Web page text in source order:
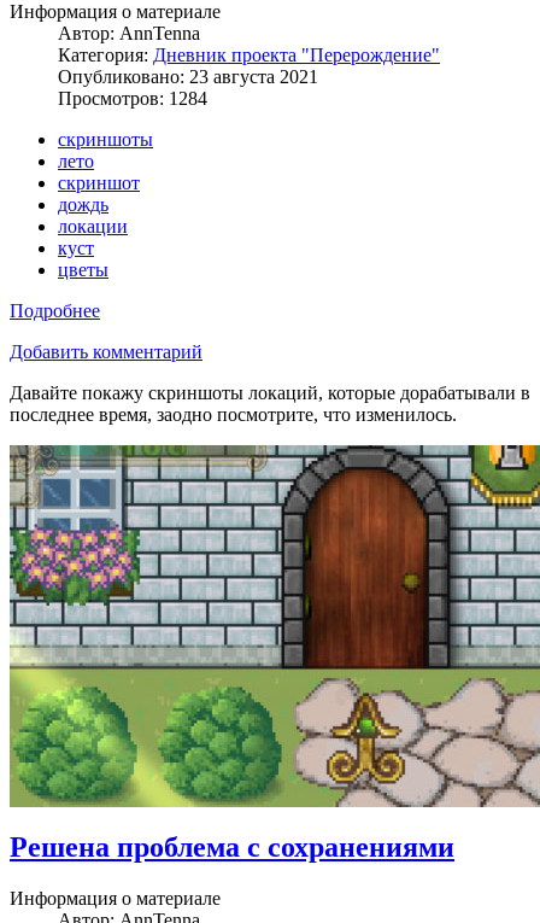
Информация о материале
Автор: AnnTenna
Категория: Дневник проекта "Перерождение"
Опубликовано: 23 августа 2021
Просмотров: 1284
скриншоты
лето
скриншот
дождь
локации
куст
цветы
Подробнее
Добавить комментарий
Давайте покажу скриншоты локаций, которые дорабатывали в
последнее время, заодно посмотрите, что изменилось.
Решена проблема с сохранениями
Информация о материале